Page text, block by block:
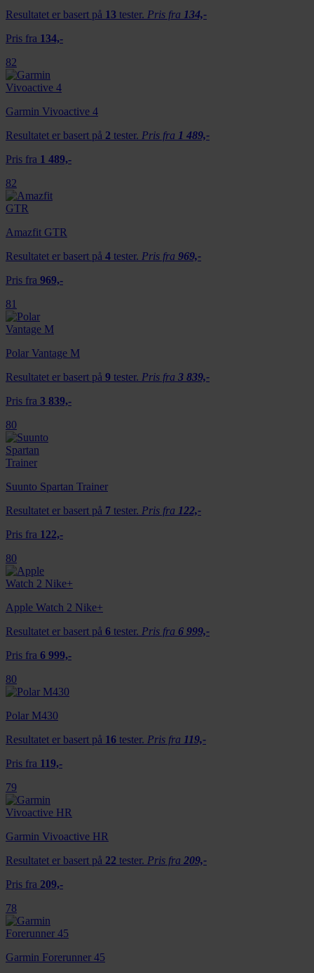
Resultatet er basert på 13 tester. Pris fra 134,-
Pris fra 134,-
82
Garmin Vivoactive 4
Resultatet er basert på 2 tester. Pris fra 1 489,-
Pris fra 1 489,-
82
Amazfit GTR
Resultatet er basert på 4 tester. Pris fra 969,-
Pris fra 969,-
81
Polar Vantage M
Resultatet er basert på 9 tester. Pris fra 3 839,-
Pris fra 3 839,-
80
Suunto Spartan Trainer
Resultatet er basert på 7 tester. Pris fra 122,-
Pris fra 122,-
80
Apple Watch 2 Nike+
Resultatet er basert på 6 tester. Pris fra 6 999,-
Pris fra 6 999,-
80
Polar M430
Resultatet er basert på 16 tester. Pris fra 119,-
Pris fra 119,-
79
Garmin Vivoactive HR
Resultatet er basert på 22 tester. Pris fra 209,-
Pris fra 209,-
78
Garmin Forerunner 45